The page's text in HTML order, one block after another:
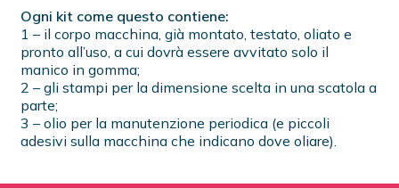
Ogni kit come questo contiene:
1 – il corpo macchina, già montato, testato, oliato e
pronto all’uso, a cui dovrà essere avvitato solo il
manico in gomma;
2 – gli stampi per la dimensione scelta in una scatola a
parte;
3 – olio per la manutenzione periodica (e piccoli
adesivi sulla macchina che indicano dove oliare).